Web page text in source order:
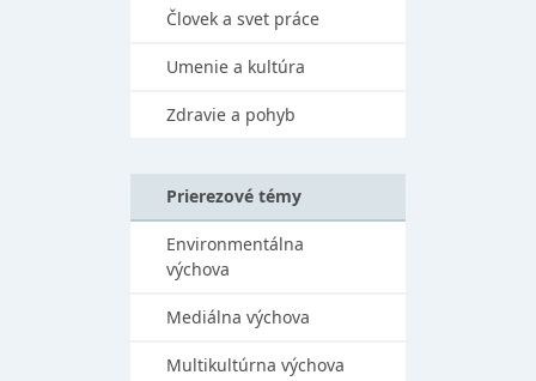
Človek a svet práce
Umenie a kultúra
Zdravie a pohyb
Prierezové témy
Environmentálna
výchova
Mediálna výchova
Multikultúrna výchova